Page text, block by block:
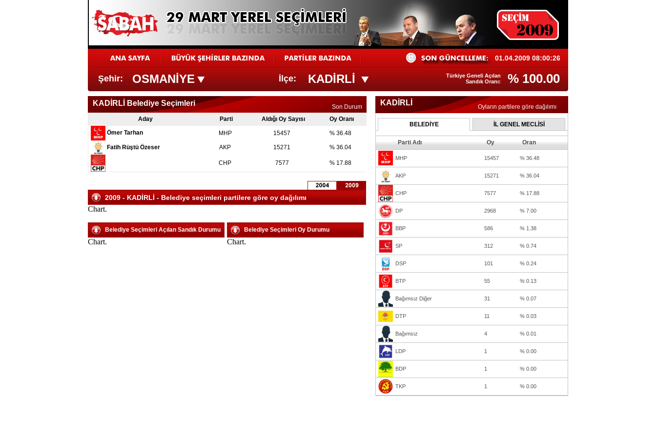
01.04.2009 08:00:26
Şehir: OSMANİYE İlçe: KADİRLİ
Türkiye Geneli Açılan
Sandık Oranı:
% 100.00
KADİRLİ Belediye Seçimleri
Son Durum
Aday
Parti Aldığı Oy Sayısı Oy Oranı
Ömer Tarhan MHP 15457 % 36.48
Fatih Rüştü Özeser AKP 15271 % 36.04
CHP 7577 % 17.88
2009 - KADİRLİ - Belediye seçimleri partilere göre oy dağılımı
Chart.
Belediye Seçimleri Açılan Sandık Durumu
Chart.
Belediye Seçimleri Oy Durumu
Chart.
KADİRLİ Oyların partilere göre dağılımı
BELEDİYE İL GENEL MECLİSİ
Parti Adı Oy Oran
MHP 15457 % 36.48
AKP 15271 % 36.04
CHP 7577 % 17.88
DP 2968 % 7.00
BBP 586 % 1.38
SP 312 % 0.74
DSP 101 % 0.24
BTP 55 % 0.13
Bağımsız Diğer 31 % 0.07
DTP 11 % 0.03
Bağımsız 4 % 0.01
LDP 1 % 0.00
BDP 1 % 0.00
TKP 1 % 0.00